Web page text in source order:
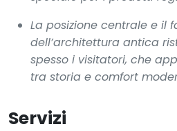
La posizione centrale e il
dell’architettura antica
spesso i visitatori, che
tra storia e comfort
Servizi